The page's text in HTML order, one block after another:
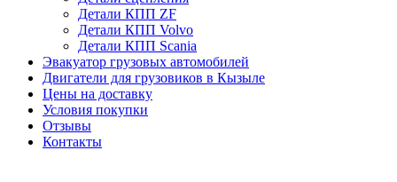
Детали КПП ZF
Детали КПП Volvo
Детали КПП Scania
Эвакуатор грузовых автомобилей
Двигатели для грузовиков в Кызыле
Цены на доставку
Условия покупки
Отзывы
Контакты